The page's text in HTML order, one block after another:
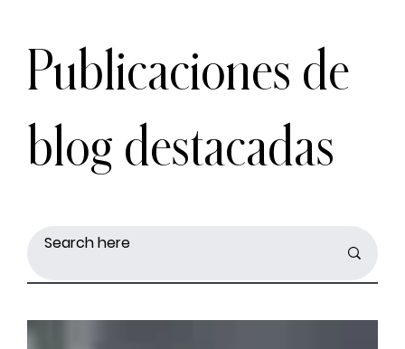
Publicaciones de
blog destacadas